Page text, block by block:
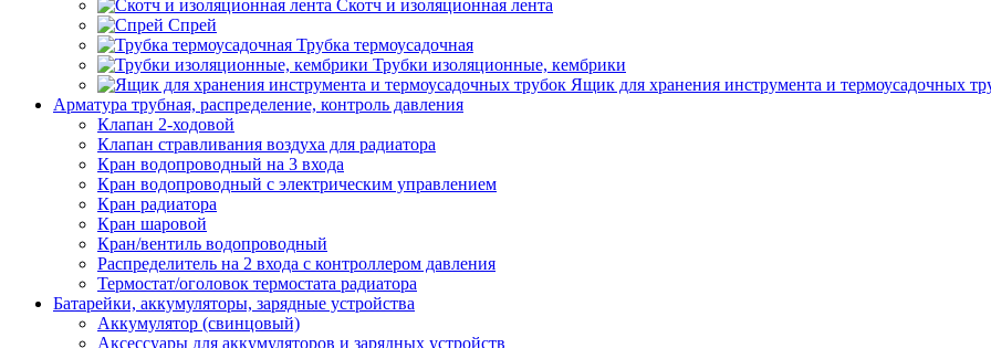
Скотч и изоляционная лента
Спрей
Трубка термоусадочная
Трубки изоляционные, кембрики
Ящик для хранения инструмента и термоусадочных
Арматура трубная, распределение, контроль давления
Клапан 2-ходовой
Клапан стравливания воздуха для радиатора
Кран водопроводный на 3 входа
Кран водопроводный с электрическим управлением
Кран радиатора
Кран шаровой
Кран/вентиль водопроводный
Распределитель на 2 входа с контроллером давления
Термостат/оголовок термостата радиатора
Батарейки, аккумуляторы, зарядные устройства
Аккумулятор (свинцовый)
Аксессуары для аккумуляторов и зарядных устройств